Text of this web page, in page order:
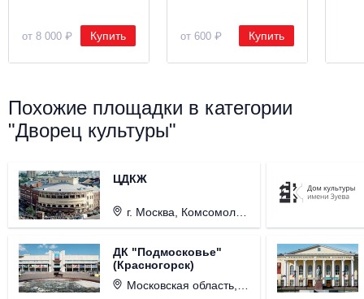
от 8 000 ₽ Купить от 600 ₽ Купить
Похожие площадки в категории
"Дворец культуры"
ЦДКЖ
г. Москва, Комсомольская пл., д. 4.
ДК "Подмосковье"
(Красногорск)
Московская область, г. Красногорск, ул. Ленина, д. 3.